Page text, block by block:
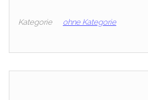
Kategorie ohne Kategorie